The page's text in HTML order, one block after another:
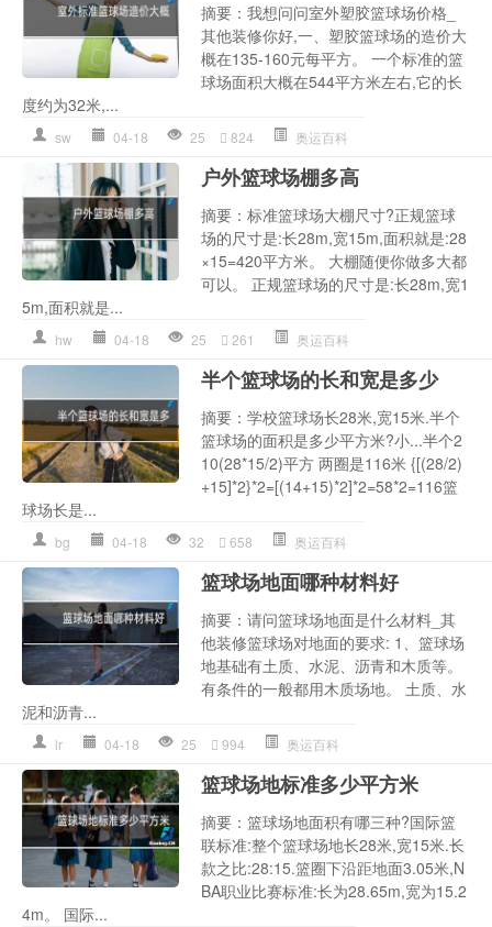
摘要：我想问问室外塑胶篮球场价格_
其他装修你好,一、塑胶篮球场的造价大
概在135-160元每平方。 一个标准的篮
球场面积大概在544平方米左右,它的长
度约为32米,...
sw 04-18 25 824 奥运百科
户外篮球场棚多高
摘要：标准篮球场大棚尺寸?正规篮球
场的尺寸是:长28m,宽15m,面积就是:28
×15=420平方米。 大棚随便你做多大都
可以。 正规篮球场的尺寸是:长28m,宽1
5m,面积就是...
hw 04-18 25 261 奥运百科
半个篮球场的长和宽是多少
摘要：学校篮球场长28米,宽15米.半个
篮球场的面积是多少平方米?小...半个2
10(28*15/2)平方 两圈是116米 {[(28/2)
+15]*2}*2=[(14+15)*2]*2=58*2=116篮
球场长是...
bg 04-18 32 658 奥运百科
篮球场地面哪种材料好
摘要：请问篮球场地面是什么材料_其
他装修篮球场对地面的要求: 1、篮球场
地基础有土质、水泥、沥青和木质等。
有条件的一般都用木质场地。 土质、水
泥和沥青...
lr 04-18 25 994 奥运百科
篮球场地标准多少平方米
摘要：篮球场地面积有哪三种?国际篮
联标准:整个篮球场地长28米,宽15米.长
款之比:28:15.篮圈下沿距地面3.05米,N
BA职业比赛标准:长为28.65m,宽为15.2
4m。 国际...